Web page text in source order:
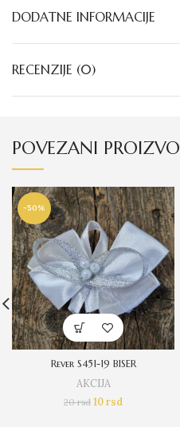
DODATNE INFORMACIJE
RECENZIJE (0)
POVEZANI
-50%
Rever S451-19 BISER
AKCIJA
20rsd 10rsd